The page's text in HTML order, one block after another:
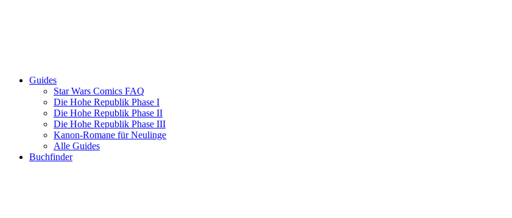
Guides
Star Wars Comics FAQ
Die Hohe Republik Phase I
Die Hohe Republik Phase II
Die Hohe Republik Phase III
Kanon-Romane für Neulinge
Alle Guides
Buchfinder